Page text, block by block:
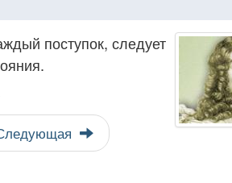
поступок, следует